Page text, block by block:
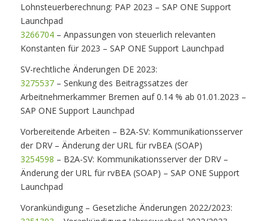
Lohnsteuerberechnung: PAP 2023 – SAP ONE Support
Launchpad
3266704– Anpassungen von steuerlich relevanten
Konstanten für 2023 – SAP ONE Support Launchpad
SV-rechtliche Änderungen DE 2023:
3275537– Senkung des Beitragssatzes der
Arbeitnehmerkammer Bremen auf 0.14 % ab 01.01.2023 –
SAP ONE Support Launchpad
Vorbereitende Arbeiten – B2A-SV: Kommunikationsserver
der DRV – Änderung der URL für rvBEA (SOAP)
3254598 – B2A-SV: Kommunikationsserver der DRV –
Änderung der URL für rvBEA (SOAP) – SAP ONE Support
Launchpad
Vorankündigung – Gesetzliche Änderungen 2022/2023: